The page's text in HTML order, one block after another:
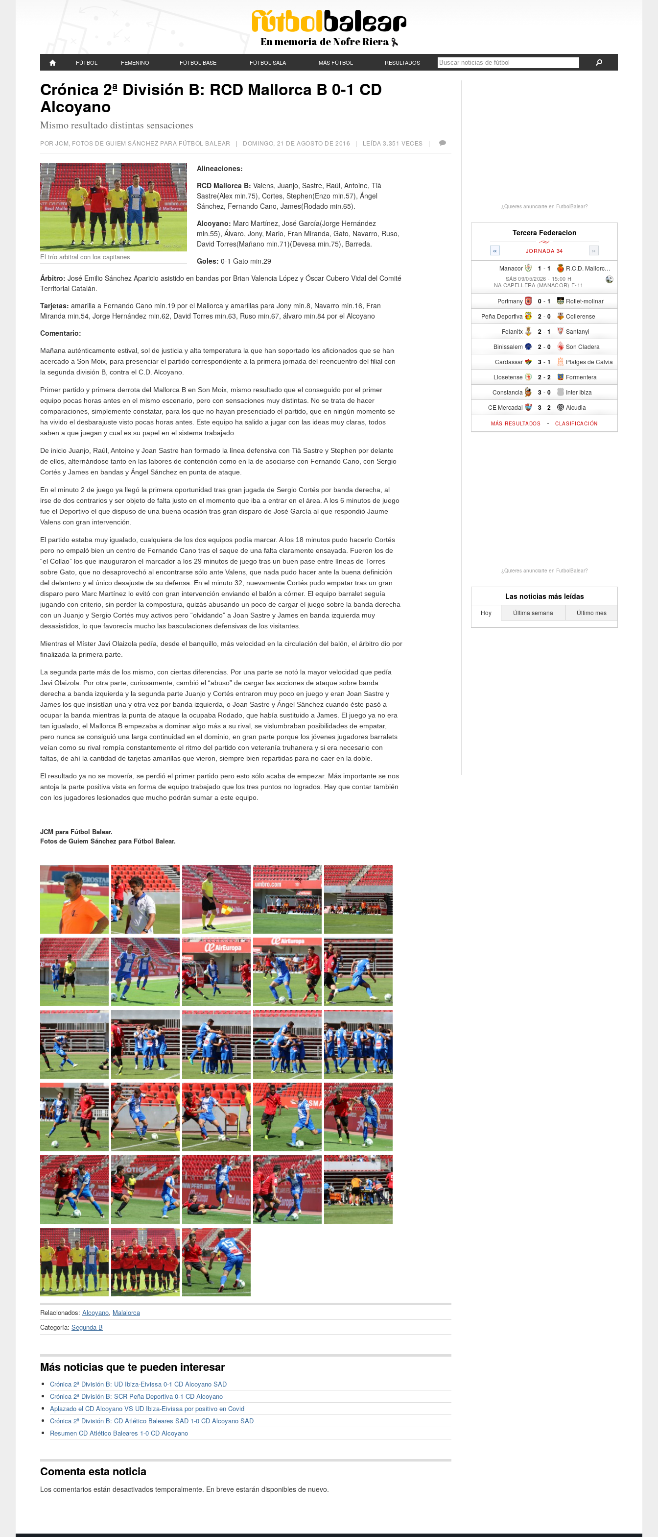
En memoria de Nofre Riera
FÚTBOL FEMENINO FÚTBOL BASE FÚTBOL SALA MÁS FÚTBOL RESULTADOS
Crónica 2ª División B: RCD Mallorca B 0-1 CD
Alcoyano
Mismo resultado distintas sensaciones
POR JCM, FOTOS DE GUIEM SÁNCHEZ PARA FÚTBOL BALEAR | DOMINGO, 21 DE AGOSTO DE 2016 | LEÍDA 3.351 VECES |
El trío arbitral con los capitanes
Alineaciones:
RCD Mallorca B: Valens, Juanjo, Sastre, Raúl, Antoine, Tià
Sastre(Alex min.75), Cortes, Stephen(Enzo min.57), Ángel
Sánchez, Fernando Cano, James(Rodado min.65).
Alcoyano: Marc Martínez, José García(Jorge Hernández
min.55), Álvaro, Jony, Mario, Fran Miranda, Gato, Navarro, Ruso,
David Torres(Mañano min.71)(Devesa min.75), Barreda.
Goles: 0-1 Gato min.29
Árbitro: José Emilio Sánchez Aparicio asistido en bandas por Brian Valencia López y Óscar Cubero Vidal del Comité
Territorial Catalán.
Tarjetas: amarilla a Fernando Cano min.19 por el Mallorca y amarillas para Jony min.8, Navarro min.16, Fran
Miranda min.54, Jorge Hernández min.62, David Torres min.63, Ruso min.67, álvaro min.84 por el Alcoyano
Comentario:
Mañana auténticamente estival, sol de justicia y alta temperatura la que han soportado los aficionados que se han
acercado a Son Moix, para presenciar el partido correspondiente a la primera jornada del reencuentro del filial con
la segunda división B, contra el C.D. Alcoyano.
Primer partido y primera derrota del Mallorca B en Son Moix, mismo resultado que el conseguido por el primer
equipo pocas horas antes en el mismo escenario, pero con sensaciones muy distintas. No se trata de hacer
comparaciones, simplemente constatar, para los que no hayan presenciado el partido, que en ningún momento se
ha vivido el desbarajuste visto pocas horas antes. Este equipo ha salido a jugar con las ideas muy claras, todos
saben a que juegan y cual es su papel en el sistema trabajado.
De inicio Juanjo, Raúl, Antoine y Joan Sastre han formado la línea defensiva con Tià Sastre y Stephen por delante
de ellos, alternándose tanto en las labores de contención como en la de asociarse con Fernando Cano, con Sergio
Cortés y James en bandas y Ángel Sánchez en punta de ataque.
En el minuto 2 de juego ya llegó la primera oportunidad tras gran jugada de Sergio Cortés por banda derecha, al
irse de dos contrarios y ser objeto de falta justo en el momento que iba a entrar en el área. A los 6 minutos de juego
fue el Deportivo el que dispuso de una buena ocasión tras gran disparo de José García al que respondió Jaume
Valens con gran intervención.
El partido estaba muy igualado, cualquiera de los dos equipos podía marcar. A los 18 minutos pudo hacerlo Cortés
pero no empaló bien un centro de Fernando Cano tras el saque de una falta claramente ensayada. Fueron los de
“el Collao” los que inauguraron el marcador a los 29 minutos de juego tras un buen pase entre líneas de Torres
sobre Gato, que no desaprovechó al encontrarse sólo ante Valens, que nada pudo hacer ante la buena definición
del delantero y el único desajuste de su defensa. En el minuto 32, nuevamente Cortés pudo empatar tras un gran
disparo pero Marc Martínez lo evitó con gran intervención enviando el balón a córner. El equipo barralet seguía
jugando con criterio, sin perder la compostura, quizás abusando un poco de cargar el juego sobre la banda derecha
con un Juanjo y Sergio Cortés muy activos pero “olvidando” a Joan Sastre y James en banda izquierda muy
desasistidos, lo que favorecía mucho las basculaciones defensivas de los visitantes.
Mientras el Míster Javi Olaizola pedía, desde el banquillo, más velocidad en la circulación del balón, el árbitro dio por
finalizada la primera parte.
La segunda parte más de los mismo, con ciertas diferencias. Por una parte se notó la mayor velocidad que pedía
Javi Olaizola. Por otra parte, curiosamente, cambió el “abuso” de cargar las acciones de ataque sobre banda
derecha a banda izquierda y la segunda parte Juanjo y Cortés entraron muy poco en juego y eran Joan Sastre y
James los que insistían una y otra vez por banda izquierda, o Joan Sastre y Ángel Sánchez cuando éste pasó a
ocupar la banda mientras la punta de ataque la ocupaba Rodado, que había sustituido a James. El juego ya no era
tan igualado, el Mallorca B empezaba a dominar algo más a su rival, se vislumbraban posibilidades de empatar,
pero nunca se consiguió una larga continuidad en el dominio, en gran parte porque los jóvenes jugadores barralets
veían como su rival rompía constantemente el ritmo del partido con veteranía truhanera y si era necesario con
faltas, de ahí la cantidad de tarjetas amarillas que vieron, siempre bien repartidas para no caer en la doble.
El resultado ya no se movería, se perdió el primer partido pero esto sólo acaba de empezar. Más importante se nos
antoja la parte positiva vista en forma de equipo trabajado que los tres puntos no logrados. Hay que contar también
con los jugadores lesionados que mucho podrán sumar a este equipo.
JCM para Fútbol Balear.
Fotos de Guiem Sánchez para Fútbol Balear.
Relacionados: Alcoyano, Malalorca
Categoría: Segunda B
Más noticias que te pueden interesar
Crónica 2ª División B: UD Ibiza-Eivissa 0-1 CD Alcoyano SAD
Crónica 2ª División B: SCR Peña Deportiva 0-1 CD Alcoyano
Aplazado el CD Alcoyano VS UD Ibiza-Eivissa por positivo en Covid
Crónica 2ª División B: CD Atlético Baleares SAD 1-0 CD Alcoyano SAD
Resumen CD Atlético Baleares 1-0 CD Alcoyano
Comenta esta noticia
Los comentarios están desactivados temporalmente. En breve estarán disponibles de nuevo.
¿Quieres anunciarte en FutbolBalear?
Tercera Federacion
« »
JORNADA 34
Manacor 1 - R.C.D. Mallorca Sad "B"
1
SÁB 09/05/2026 - 15:00 H
NA CAPELLERA (MANACOR) F-11
Portmany 0 - Rotlet-molinar
1
Peña Deportiva 2 - Collerense
0
Felanitx 2 - Santanyi
1
Binissalem 2 - Son Cladera
0
Cardassar 3 - Platges de Calvia
1
Llosetense 2 - Formentera
2
Constancia 3 - Inter Ibiza
0
CE Mercadal 3 - Alcudia
2
MÁS RESULTADOS - CLASIFICACIÓN
¿Quieres anunciarte en FutbolBalear?
Las noticias más leídas
Hoy Última semana Último mes